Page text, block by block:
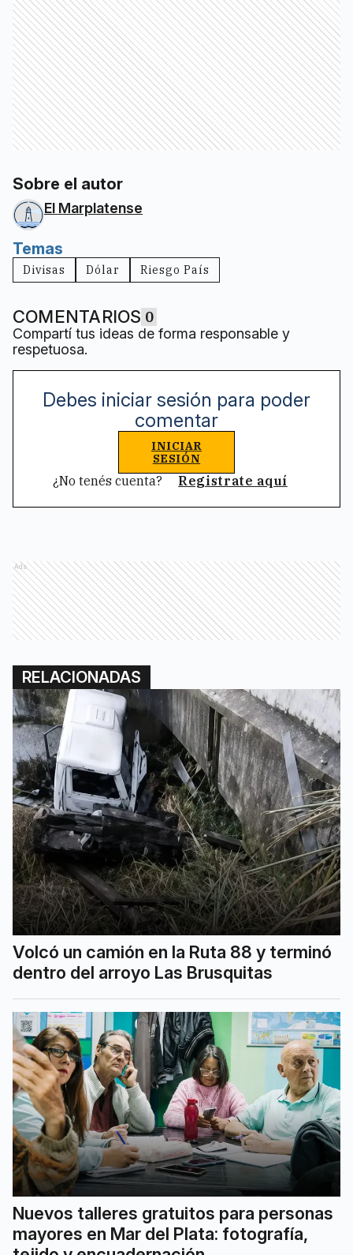
Sobre el autor
El Marplatense
Temas
Divisas Dólar Riesgo País
COMENTARIOS 0
Compartí tus ideas de forma responsable y
respetuosa.
Debes iniciar sesión para poder
comentar
INICIAR
SESIÓN
¿No tenés cuenta? Registrate aquí
Ads
RELACIONADAS
Volcó un camión en la Ruta 88 y terminó
dentro del arroyo Las Brusquitas
Nuevos talleres gratuitos para personas
mayores en Mar del Plata: fotografía,